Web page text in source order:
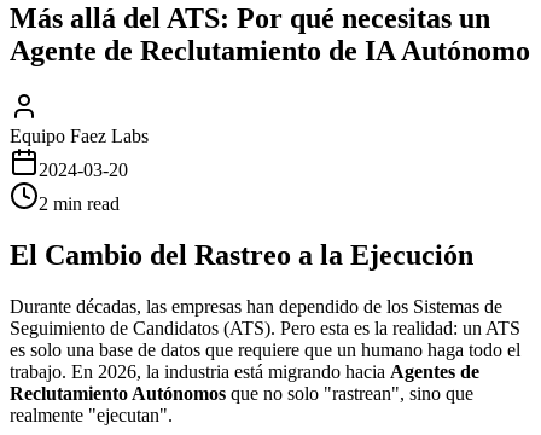
Más allá del ATS: Por qué necesitas un
Agente de Reclutamiento de IA Autónomo
Equipo Faez Labs
2024-03-20
2 min read
El Cambio del Rastreo a la Ejecución
Durante décadas, las empresas han dependido de los Sistemas de
Seguimiento de Candidatos (ATS). Pero esta es la realidad: un ATS
es solo una base de datos que requiere que un humano haga todo el
trabajo. En 2026, la industria está migrando hacia Agentes de
Reclutamiento Autónomos que no solo "rastrean", sino que
realmente "ejecutan".